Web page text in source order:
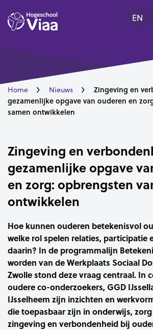
EN
Home Nieuws
Zingeving en
gezamenlijke opgave van ouderen en
samen ontwikkelen
Zingeving en
gezamenlijke opgave
en zorg: opbrengsten
ontwikkelen
Hoe kunnen ouderen betekenisvol
welke rol spelen relaties, participatie
daarin? In de programmalijn
worden van de Werkplaats Sociaal
Zwolle stond deze vraag centraal. In
oudere co-onderzoekers, GGD
IJsselheem zijn inzichten en
die toepasbaar zijn in onderwijs,
zingeving en verbondenheid bij